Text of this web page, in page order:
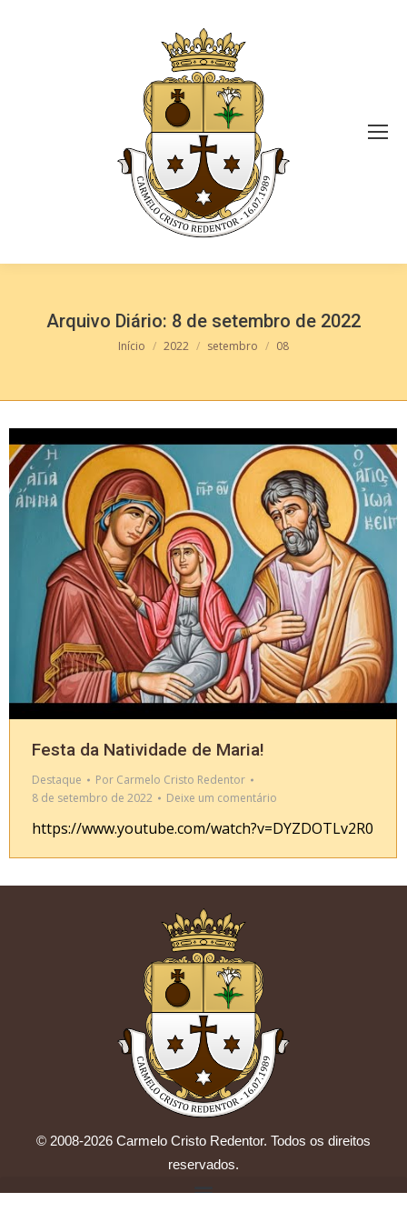
Arquivo Diário: 8 de setembro de 2022
Você está aqui:
Início 2022 setembro 08
Festa da Natividade de Maria!
Destaque Por Carmelo Cristo Redentor
8 de setembro de 2022
Deixe um comentário
https://www.youtube.com/watch?v=DYZDOTLv2R0
© 2008-2026 Carmelo Cristo Redentor. Todos os direitos
reservados.